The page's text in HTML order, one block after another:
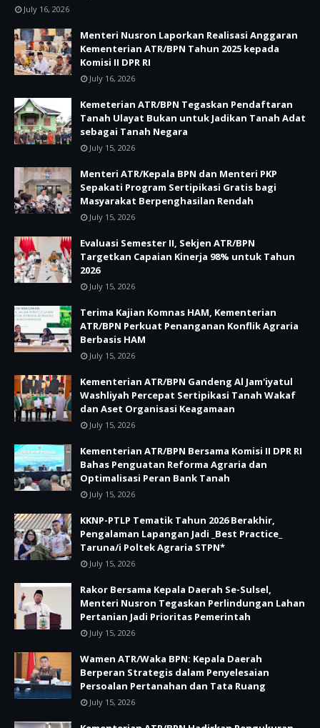
July 16, 2026
Menteri Nusron Laporkan Realisasi Anggaran
Kementerian ATR/BPN Tahun 2025 kepada
Komisi II DPR RI
July 16, 2026
Kemeterian ATR/BPN Tegaskan Pendaftaran
Tanah Ulayat Bukan untuk Jadikan Tanah Adat
sebagai Tanah Negara
July 15, 2026
Menteri ATR/Kepala BPN dan Menteri PKP
Sepakati Program Sertipikasi Gratis bagi
Masyarakat Berpenghasilan Rendah
July 15, 2026
Evaluasi Semester II, Sekjen ATR/BPN
Targetkan Capaian Kinerja 98% untuk Tahun
2026
July 15, 2026
Terima Kajian Komnas HAM, Kementerian
ATR/BPN Perkuat Penanganan Konflik Agraria
Berbasis HAM
July 15, 2026
Kementerian ATR/BPN Gandeng Al Jam'iyatul
Washliyah Percepat Sertipikasi Tanah Wakaf
dan Aset Organisasi Keagamaan
July 15, 2026
Kementerian ATR/BPN Bersama Komisi II DPR RI
Bahas Penguatan Reforma Agraria dan
Optimalisasi Peran Bank Tanah
July 15, 2026
KKNP-PTLP Tematik Tahun 2026 Berakhir,
Pengalaman Lapangan Jadi _Best Practice_
Taruna/i Poltek Agraria STPN*
July 15, 2026
Rakor Bersama Kepala Daerah Se-Sulsel,
Menteri Nusron Tegaskan Perlindungan Lahan
Pertanian Jadi Prioritas Pemerintah
July 15, 2026
Wamen ATR/Waka BPN: Kepala Daerah
Berperan Strategis dalam Penyelesaian
Persoalan Pertanahan dan Tata Ruang
July 15, 2026